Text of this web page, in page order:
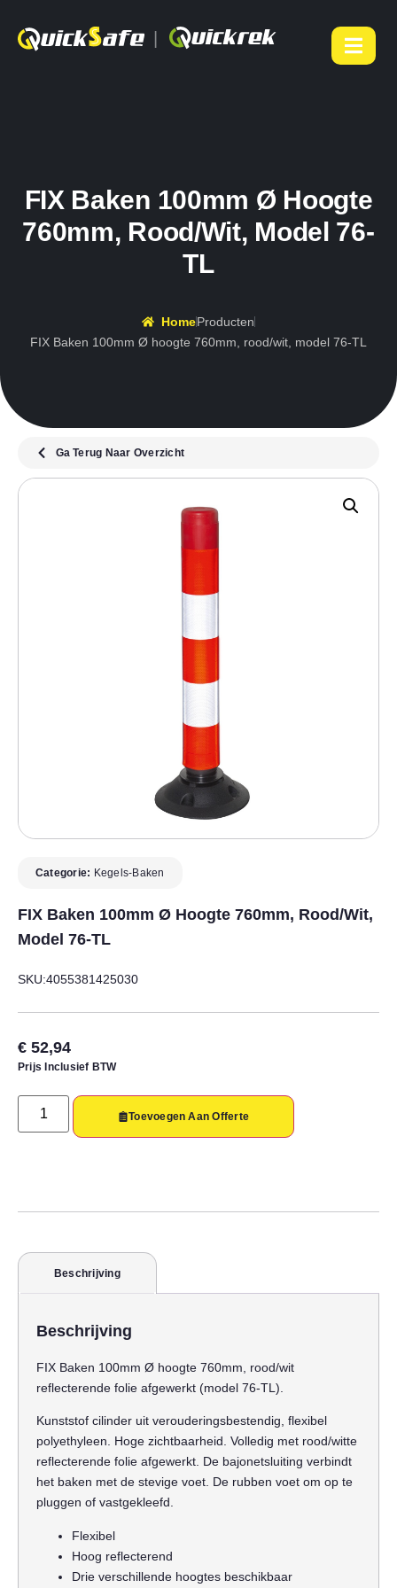
FIX Baken 100mm Ø Hoogte
760mm, Rood/wit, Model 76-
TL
HomeProducten
FIX Baken 100mm Ø hoogte 760mm, rood/wit, model 76-TL
Ga Terug Naar Overzicht
Categorie: Kegels-Baken
FIX Baken 100mm Ø Hoogte 760mm, Rood/wit,
Model 76-TL
SKU:4055381425030
€ 52,94
Prijs Inclusief BTW
Toevoegen Aan Offerte
Beschrijving
Beschrijving
FIX Baken 100mm Ø hoogte 760mm, rood/wit
reflecterende folie afgewerkt (model 76-TL).
Kunststof cilinder uit verouderingsbestendig, flexibel
polyethyleen. Hoge zichtbaarheid. Volledig met rood/witte
reflecterende folie afgewerkt. De bajonetsluiting verbindt
het baken met de stevige voet. De rubben voet om op te
pluggen of vastgekleefd.
Flexibel
Hoog reflecterend
Drie verschillende hoogtes beschikbaar